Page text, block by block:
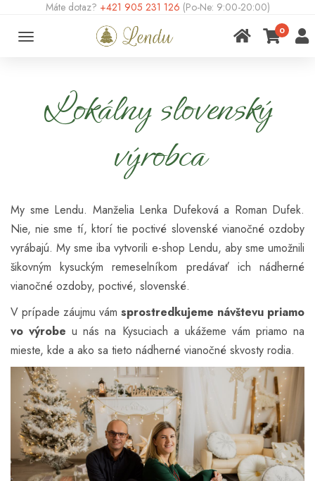
Máte dotaz? +421 905 231 126 (Po-Ne: 9:00-20:00)
Toggle
0
Lokálny slovenský
výrobca
My sme Lendu. Manželia Lenka Dufeková a Roman Dufek.
Nie, nie sme tí, ktorí tie poctivé slovenské vianočné ozdoby
vyrábajú. My sme iba vytvorili e-shop Lendu, aby sme umožnili
šikovným kysuckým remeselníkom predávať ich nádherné
vianočné ozdoby, poctivé, slovenské.
V prípade záujmu vám sprostredkujeme návštevu priamo
vo výrobe u nás na Kysuciach a ukážeme vám priamo na
mieste, kde a ako sa tieto nádherné vianočné skvosty rodia.